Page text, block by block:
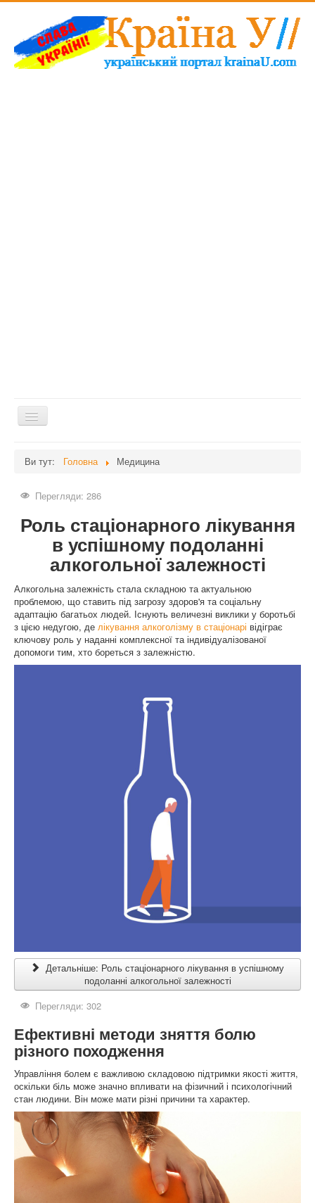
Перемикач
навігації
Здоров'я
Краса
Мати та дитина
Незвідане
Рецепти
Війна
Ви тут: Головна Медицина
Перегляди: 286
Роль стаціонарного лікування
в успішному подоланні
алкогольної залежності
Алкогольна залежність стала складною та актуальною
проблемою, що ставить під загрозу здоров'я та соціальну
адаптацію багатьох людей. Існують величезні виклики у боротьбі
з цією недугою, де лікування алкоголізму в стаціонарі відіграє
ключову роль у наданні комплексної та індивідуалізованої
допомоги тим, хто бореться з залежністю.
Детальніше: Роль стаціонарного лікування в успішному
подоланні алкогольної залежності
Перегляди: 302
Ефективні методи зняття болю
різного походження
Управління болем є важливою складовою підтримки якості життя,
оскільки біль може значно впливати на фізичний і психологічний
стан людини. Він може мати різні причини та характер.